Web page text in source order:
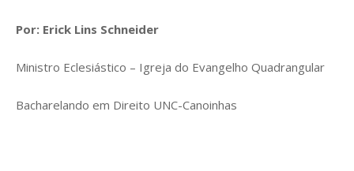
Por: Erick Lins Schneider
Ministro Eclesiástico – Igreja do Evangelho Quadrangular
Bacharelando em Direito UNC-Canoinhas